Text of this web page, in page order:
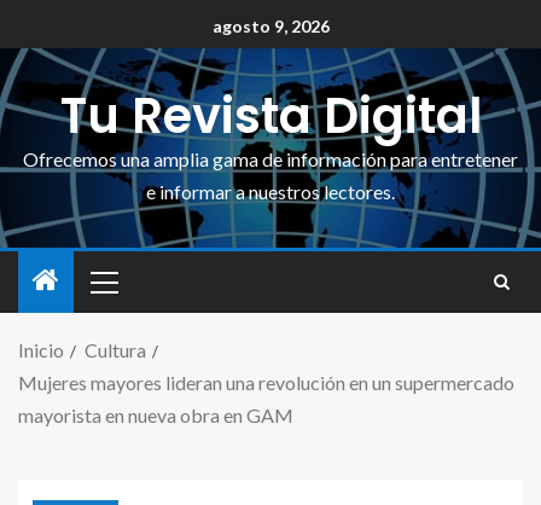
agosto 9, 2026
Tu Revista Digital
Ofrecemos una amplia gama de información para entretener
e informar a nuestros lectores.
Inicio
Cultura
Mujeres mayores lideran una revolución en un supermercado
mayorista en nueva obra en GAM